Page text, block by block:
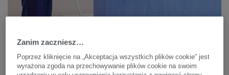
Zanim zaczniesz…
Poprzez kliknięcie na „Akceptacja wszystkich plików cookie” jest
wyrażona zgoda na przechowywanie plików cookie na swoim